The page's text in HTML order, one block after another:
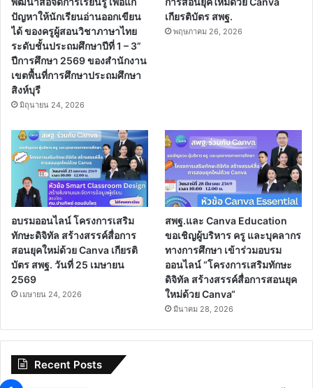
ปัญหาให้นักเรียนอ่านออกเขียน
ได้ ของครูผู้สอนวิชาภาษาไทย
ระดับชั้นประถมศึกษาปีที่ 1 – 3”
ปีการศึกษา 2569 ของสำนักงาน
เขตพื้นที่การศึกษาประถมศึกษา
สิงห์บุรี
มิถุนายน 24, 2026
เกียรติบัตร สพฐ.
พฤษภาคม 26, 2026
อบรมออนไลน์ โครงการเสริม
ทักษะดิจิทัล สร้างสรรค์สื่อการ
สอนยุคใหม่ด้วย Canva เกียรติ
บัตร สพฐ. วันที่ 25 เมษายน
2569
เมษายน 24, 2026
สพฐ.และ Canva Education
ขอเชิญผู้บริหาร ครู และบุคลากร
ทางการศึกษา เข้าร่วมอบรม
ออนไลน์ “โครงการเสริมทักษะ
ดิจิทัล สร้างสรรค์สื่อการสอนยุค
ใหม่ด้วย Canva“
มีนาคม 28, 2026
Recent Posts